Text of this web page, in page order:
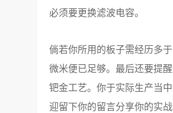
必须要更换滤波电容。
倘若你所用的板子需经历多
微米便已足够。最后还要提
钯金工艺。你于实际生产当
迎留下你的留言分享你的实战